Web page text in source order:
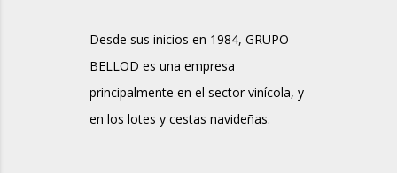
Desde sus inicios en 1984, GRUPO
BELLOD es una empresa
principalmente en el sector vinícola, y
en los lotes y cestas navideñas.